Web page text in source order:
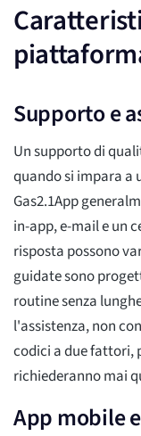
Supporto e
Un supporto di
quando si impara a
Gas2.1App
in-app, e-mail e un
risposta possono
guidate sono
routine senza
l'assistenza, non
codici a due fattori,
richiederanno mai
App mobile